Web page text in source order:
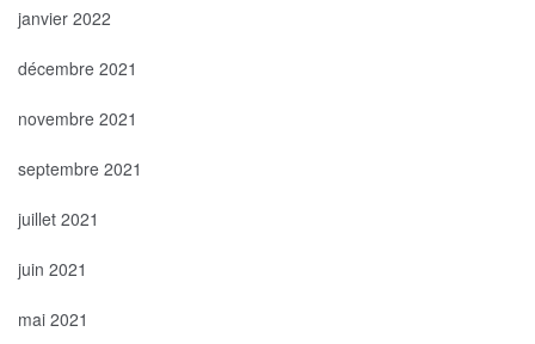
janvier 2022
décembre 2021
novembre 2021
septembre 2021
juillet 2021
juin 2021
mai 2021